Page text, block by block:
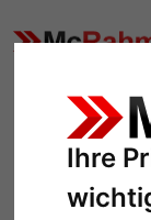
Ihre
Filter: